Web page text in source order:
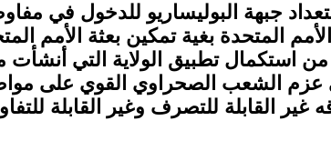
جبهة البوليساريو للدخول في
المتحدة بغية تمكين بعثة الأمم
من استكمال تطبيق الولاية التي
عزم الشعب الصحراوي القوي على
القابلة للتصرف وغير القابلة